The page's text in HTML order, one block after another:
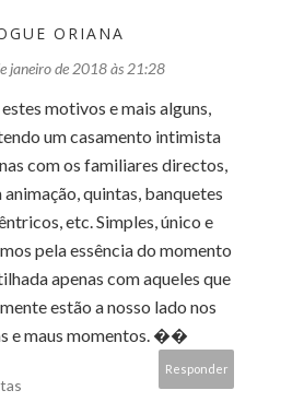
ORIANA
janeiro de 2018 às 21:28
motivos e mais alguns,
um casamento intimista
com os familiares directos,
animação, quintas, banquetes
etc. Simples, único e
pela essência do momento
apenas com aqueles que
estão a nosso lado nos
e maus momentos. ��
Responder